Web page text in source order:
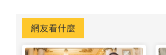
網友看什麼